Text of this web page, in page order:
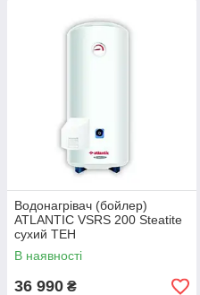
Водонагрівач (бойлер)
ATLANTIC VSRS 200 Steatite
сухий ТЕН
В наявності
36 990 ₴